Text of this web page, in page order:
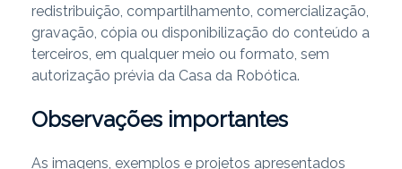
redistribuição, compartilhamento, comercialização,
gravação, cópia ou disponibilização do conteúdo a
terceiros, em qualquer meio ou formato, sem
autorização prévia da Casa da Robótica.
Observações importantes
As imagens, exemplos e projetos apresentados